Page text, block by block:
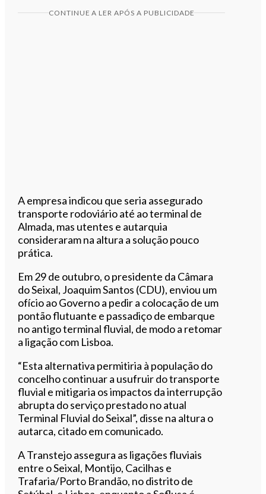
CONTINUE A LER APÓS A PUBLICIDADE
A empresa indicou que seria assegurado
transporte rodoviário até ao terminal de
Almada, mas utentes e autarquia
consideraram na altura a solução pouco
prática.
Em 29 de outubro, o presidente da Câmara
do Seixal, Joaquim Santos (CDU), enviou um
ofício ao Governo a pedir a colocação de um
pontão flutuante e passadiço de embarque
no antigo terminal fluvial, de modo a retomar
a ligação com Lisboa.
“Esta alternativa permitiria à população do
concelho continuar a usufruir do transporte
fluvial e mitigaria os impactos da interrupção
abrupta do serviço prestado no atual
Terminal Fluvial do Seixal”, disse na altura o
autarca, citado em comunicado.
A Transtejo assegura as ligações fluviais
entre o Seixal, Montijo, Cacilhas e
Trafaria/Porto Brandão, no distrito de